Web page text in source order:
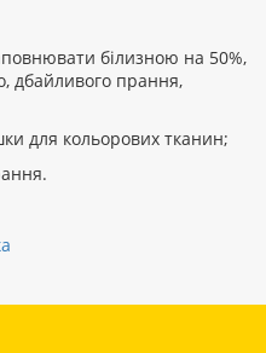
білизною на 50%,
дбайливого прання,
для кольорових тканин;